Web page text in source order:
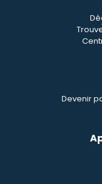
Devenir